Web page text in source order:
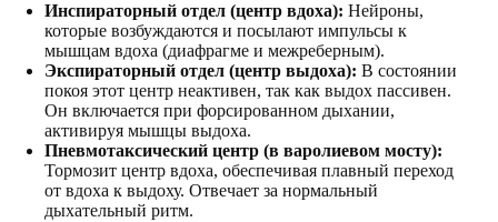
Инспираторный отдел (центр вдоха): Нейроны,
которые возбуждаются и посылают импульсы к
мышцам вдоха (диафрагме и межреберным).
Экспираторный отдел (центр выдоха): В состоянии
покоя этот центр неактивен, так как выдох пассивен.
Он включается при форсированном дыхании,
активируя мышцы выдоха.
Пневмотаксический центр (в варолиевом мосту):
Тормозит центр вдоха, обеспечивая плавный переход
от вдоха к выдоху. Отвечает за нормальный
дыхательный ритм.